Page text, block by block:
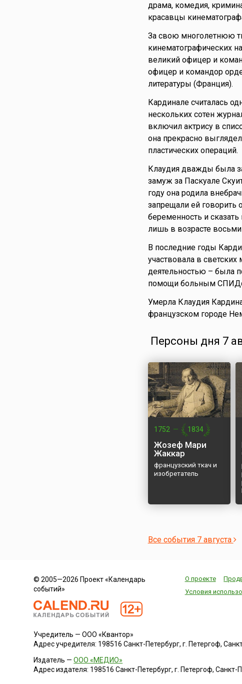
драма, комедия,
красавцы
За свою многолетнюю
кинематографических
великий офицер и
офицер и командор
литературы (Франция).
Кардинале считалась
нескольких сотен
включил актрису в
она прекрасно
пластических операций.
Клаудия дважды была
замуж за Паскуале
году она родила
запрещали ей
беременность и
лишь в возрасте восьми
В последние годы
участвовала в
деятельностью – была
помощи больным
Умерла Клаудия
французском городе
Персоны дня 7
1752 — 1834
Жозеф Мари
Жаккар
французский ткач и
изобретатель
Все события 7 августа
© 2005—2026 Проект «Календарь
событий»
О проекте
Условия
Учредитель — ООО «Квантор»
Адрес учредителя: 198516 Санкт-Петербург, г. Петергоф,
Издатель —ООО «МЕДИО»
Адрес издателя: 198516 Санкт-Петербург, г. Петергоф, Санкт-